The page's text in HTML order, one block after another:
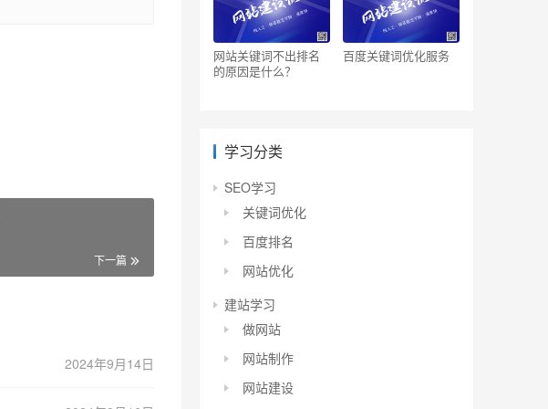
下一篇
2024年9月14日
网站关键词不出排名
的原因是什么？
百度关键词优化服务
学习分类
SEO学习
关键词优化
百度排名
网站优化
建站学习
做网站
网站制作
网站建设